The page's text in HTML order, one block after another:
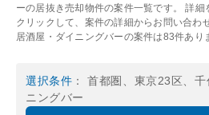
ーの居抜き売却物件の案件一覧です。 詳
クリックして、案件の詳細からお問い合わ
居酒屋・ダイニングバーの案件は83件あり
選択条件 ： 首都圏、東京23区、
ニングバー